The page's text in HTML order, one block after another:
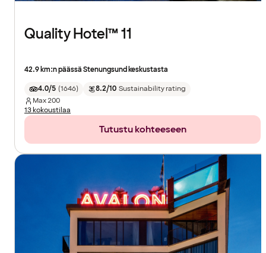
Quality Hotel™ 11
42.9 km:n päässä Stenungsund keskustasta
4.0/5 (1646) 8.2/10 Sustainability rating
Max200
13 kokoustilaa
Tutustu kohteeseen